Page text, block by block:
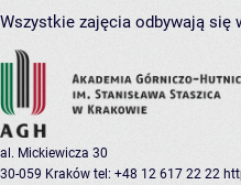
Wszystkie zajęcia odbywają się
al. Mickiewicza 30
30-059 Kraków tel: +48 12 617 22 22